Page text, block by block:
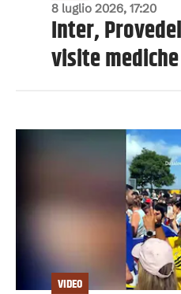
8 luglio 2026, 17:20
Inter,
visite mediche
VIDEO